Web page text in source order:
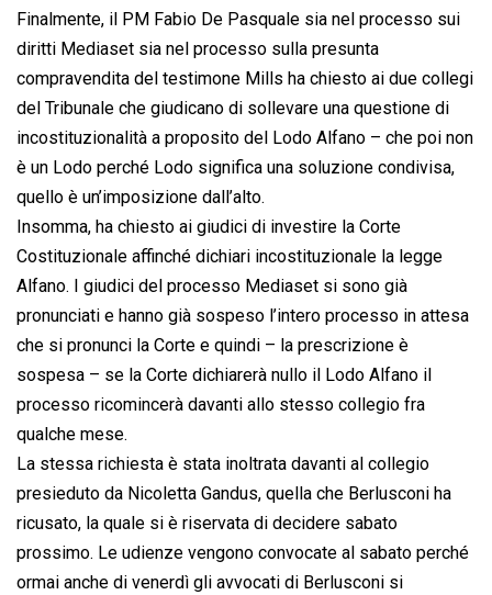
Finalmente, il PM Fabio De Pasquale sia nel processo sui
diritti Mediaset sia nel processo sulla presunta
compravendita del testimone Mills ha chiesto ai due collegi
del Tribunale che giudicano di sollevare una questione di
incostituzionalità a proposito del Lodo Alfano – che poi non
è un Lodo perché Lodo significa una soluzione condivisa,
quello è un’imposizione dall’alto.
Insomma, ha chiesto ai giudici di investire la Corte
Costituzionale affinché dichiari incostituzionale la legge
Alfano. I giudici del processo Mediaset si sono già
pronunciati e hanno già sospeso l’intero processo in attesa
che si pronunci la Corte e quindi – la prescrizione è
sospesa – se la Corte dichiarerà nullo il Lodo Alfano il
processo ricomincerà davanti allo stesso collegio fra
qualche mese.
La stessa richiesta è stata inoltrata davanti al collegio
presieduto da Nicoletta Gandus, quella che Berlusconi ha
ricusato, la quale si è riservata di decidere sabato
prossimo. Le udienze vengono convocate al sabato perché
ormai anche di venerdì gli avvocati di Berlusconi si